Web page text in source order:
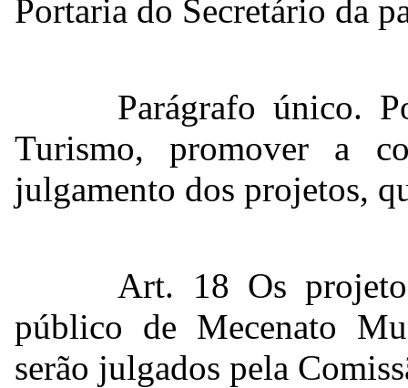
Portaria do Secretário da
Parágrafo único.
Turismo, promover a
julgamento dos projetos,
Art. 18 Os
público de Mecenato
serão julgados pela